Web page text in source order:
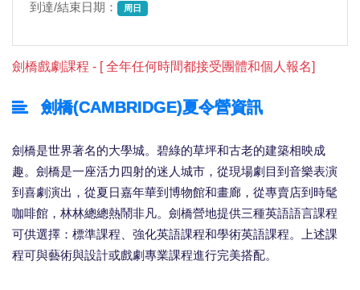
到達/結束日期： 周日
劍橋戲劇課程 - [ 全年任何時間都接受團體和個人報名]
劍橋(CAMBRIDGE)夏令營資訊
劍橋是世界著名的大學城。碧綠的草坪和古老的建築相映成
趣。劍橋是一座活力四射的迷人城市，從現場劇目到音樂表演
到喜劇演出，從夏日嘉年華到博物館和畫廊，從專賣店到時髦
咖啡館，林林總總熱鬧非凡。劍橋營地提供三種英語語言課程
可供選擇：標準課程、強化英語課程和學術英語課程。上述課
程可與藝術與設計或戲劇專業課程進行完美搭配。